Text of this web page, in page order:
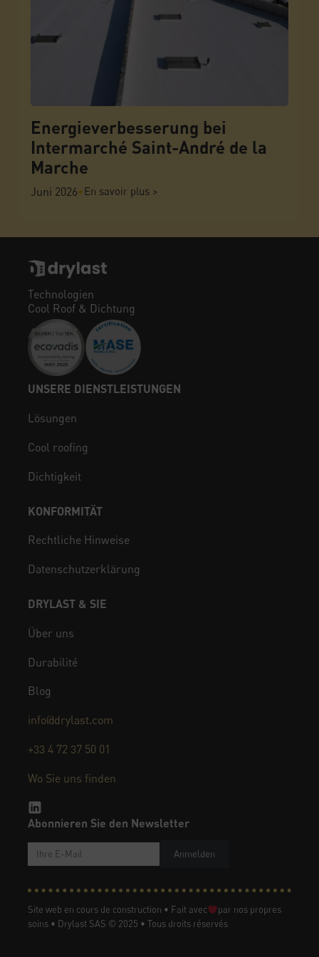
Energieverbesserung bei
Intermarché Saint-André de la
Marche
Juni 2026•En savoir plus >
Technologien
Cool Roof & Dichtung
UNSERE DIENSTLEISTUNGEN
Lösungen
Cool roofing
Dichtigkeit
KONFORMITÄT
Rechtliche Hinweise
Datenschutzerklärung
DRYLAST & SIE
Über uns
Durabilité
Blog
info@drylast.com
+33 4 72 37 50 01
Wo Sie uns finden
Abonnieren Sie den Newsletter
Anmelden
Site web en cours de construction • Fait avec
par nos propres
soins • Drylast SAS © 2025 • Tous droits réservés